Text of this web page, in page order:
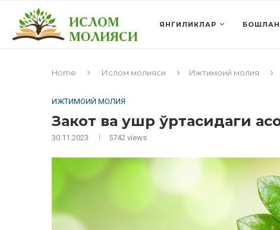
ЯНГИЛИКЛАР
Home Ислом молияси Ижтимоий молия
ИЖТИМОИЙ МОЛИЯ
Закот ва ушр ўртасидаги
30.11.2023 5742 views